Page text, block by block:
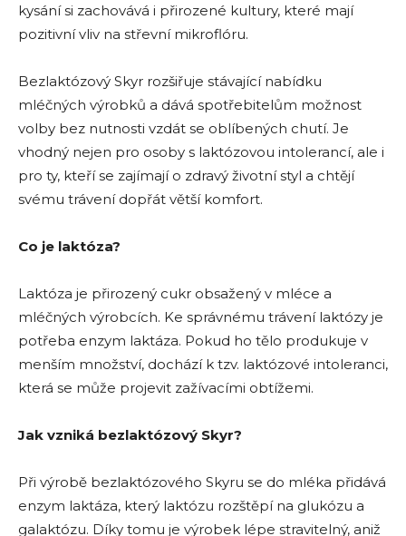
kysání si zachovává i přirozené kultury, které mají
pozitivní vliv na střevní mikroflóru.
Bezlaktózový Skyr rozšiřuje stávající nabídku
mléčných výrobků a dává spotřebitelům možnost
volby bez nutnosti vzdát se oblíbených chutí. Je
vhodný nejen pro osoby s laktózovou intolerancí, ale i
pro ty, kteří se zajímají o zdravý životní styl a chtějí
svému trávení dopřát větší komfort.
Co je laktóza?
Laktóza je přirozený cukr obsažený v mléce a
mléčných výrobcích. Ke správnému trávení laktózy je
potřeba enzym laktáza. Pokud ho tělo produkuje v
menším množství, dochází k tzv. laktózové intoleranci,
která se může projevit zažívacími obtížemi.
Jak vzniká bezlaktózový Skyr?
Při výrobě bezlaktózového Skyru se do mléka přidává
enzym laktáza, který laktózu rozštěpí na glukózu a
galaktózu. Díky tomu je výrobek lépe stravitelný, aniž